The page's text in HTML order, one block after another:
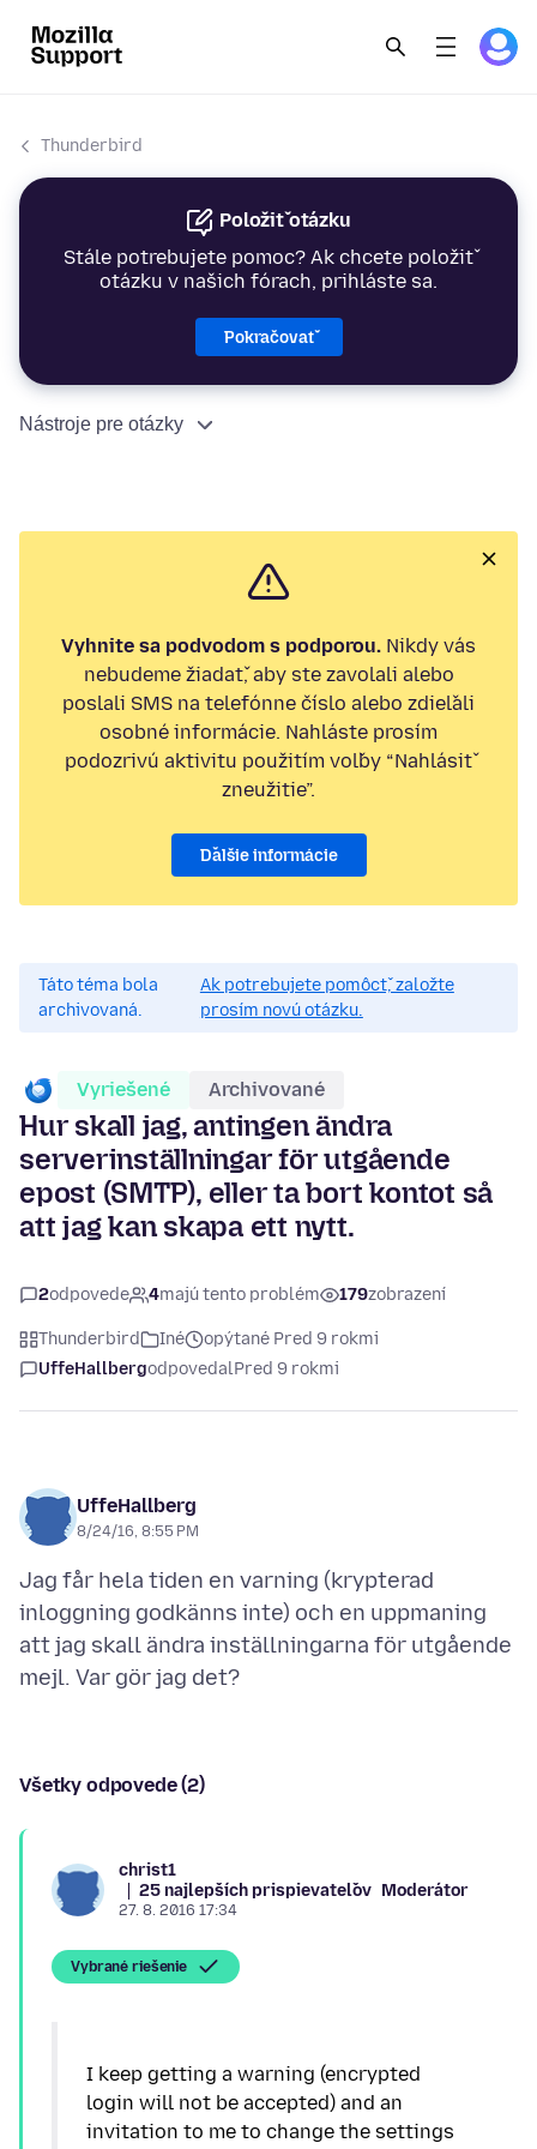
Thunderbird
Položiť otázku
Stále potrebujete pomoc? Ak chcete položiť
otázku v našich fórach, prihláste sa.
Pokračovať
Nástroje pre otázky
Vyhnite sa podvodom s podporou. Nikdy vás
nebudeme žiadať, aby ste zavolali alebo
poslali SMS na telefónne číslo alebo zdieľali
osobné informácie. Nahláste prosím
podozrivú aktivitu použitím voľby “Nahlásiť
zneužitie”.
Ďalšie informácie
Táto téma bola
archivovaná.
Ak potrebujete pomôcť, založte
prosím novú otázku.
Vyriešené Archivované
Hur skall jag, antingen ändra
serverinställningar för utgående
epost (SMTP), eller ta bort kontot så
att jag kan skapa ett nytt.
2odpovede 4majú tento problém 179zobrazení
Thunderbird Iné
opýtané Pred 9 rokmi
UffeHallbergodpovedalPred 9 rokmi
UffeHallberg
8/24/16, 8:55 PM
Jag får hela tiden en varning (krypterad
inloggning godkänns inte) och en uppmaning
att jag skall ändra inställningarna för utgående
Všetky odpovede (2)
christ1
25 najlepších prispievateľov Moderátor
27. 8. 2016 17:34
Vybrané riešenie
I keep getting a warning (encrypted
login will not be accepted) and an
invitation to me to change the settings